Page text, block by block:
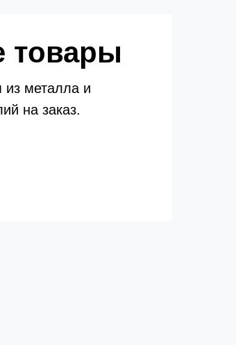
товары
из металла и
на заказ.